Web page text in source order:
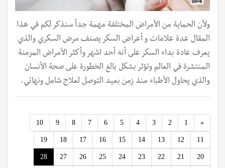
ولأن الحماية من الأمراض المختلفة مهمة جداً سنذكر لكم في هذا
المقال عدة علامات و أعراض السكر يصنف مرض السكري والذي
يعرف عادة بداء السكر على أنه أحد اشهر وأكثر الأمراض المزمنة
المنتشرة في العالم وتؤثر بشكل بالغ الخطورة على صحة الأنسان
والذي يحاول الأطباء منذ زمن بعيد التوصل لعلاج شامل ونهائي.
«
Previous
1
2
3
4
5
6
7
8
9
10
11
12
13
14
15
16
17
18
19
20
21
22
23
24
25
26
27
28